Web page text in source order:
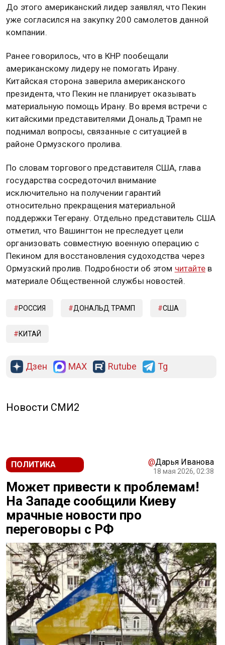
До этого американский лидер заявлял, что Пекин
уже согласился на закупку 200 самолетов данной
компании.
Ранее говорилось, что в КНР пообещали
американскому лидеру не помогать Ирану.
Китайская сторона заверила американского
президента, что Пекин не планирует оказывать
материальную помощь Ирану. Во время встречи с
китайскими представителями Дональд Трамп не
поднимал вопросы, связанные с ситуацией в
районе Ормузского пролива.
По словам торгового представителя США, глава
государства сосредоточил внимание
исключительно на получении гарантий
относительно прекращения материальной
поддержки Тегерану. Отдельно представитель США
отметил, что Вашингтон не преследует цели
организовать совместную военную операцию с
Пекином для восстановления судоходства через
Ормузский пролив. Подробности об этом читайте в
материале Общественной службы новостей.
РОССИЯ ДОНАЛЬД ТРАМП США
КИТАЙ
Дзен MAX Rutube Tg
Новости СМИ2
ПОЛИТИКА @Дарья Иванова
18 мая 2026, 02:38
Может привести к проблемам!
На Западе сообщили Киеву
мрачные новости про
переговоры с РФ